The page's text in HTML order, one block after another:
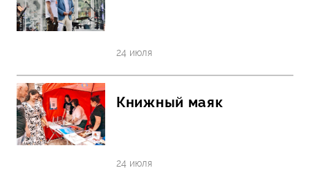
24 июля
Книжный маяк
24 июля